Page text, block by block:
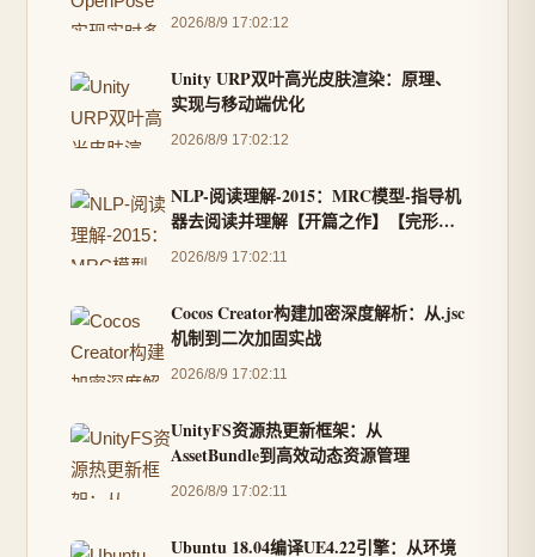
2026/8/9 17:02:12
Unity URP双叶高光皮肤渲染：原理、
实现与移动端优化
2026/8/9 17:02:12
NLP-阅读理解-2015：MRC模型-指导机
器去阅读并理解【开篇之作】【完形填
空任务】【第一次构建大批量有监督机
2026/8/9 17:02:11
Cocos Creator构建加密深度解析：从.jsc
机制到二次加固实战
2026/8/9 17:02:11
UnityFS资源热更新框架：从
AssetBundle到高效动态资源管理
2026/8/9 17:02:11
Ubuntu 18.04编译UE4.22引擎：从环境